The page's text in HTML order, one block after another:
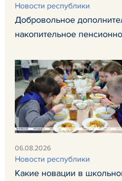
Новости республики
Добровольное
накопительное
06.08.2026
Новости республики
Какие новации в